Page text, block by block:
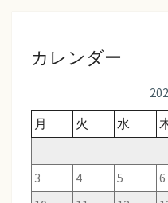
カレンダー
月
火 水
3
4 5 6